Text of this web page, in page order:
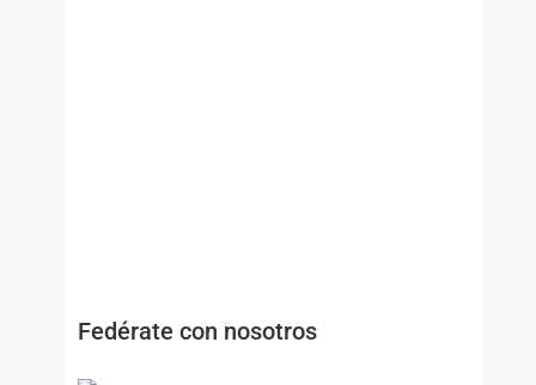
Fedérate con nosotros